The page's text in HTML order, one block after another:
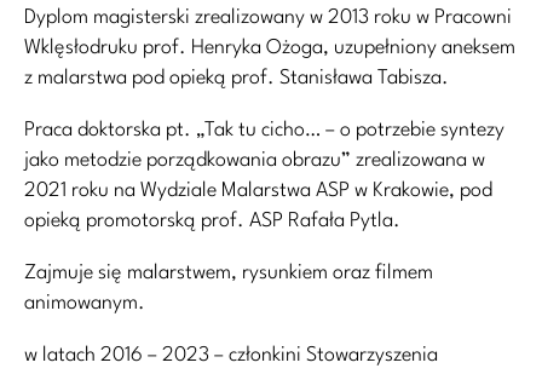
Dyplom magisterski zrealizowany w 2013 roku w Pracowni
Wklęsłodruku prof. Henryka Ożoga, uzupełniony aneksem
z malarstwa pod opieką prof. Stanisława Tabisza.
Praca doktorska pt. „Tak tu cicho… – o potrzebie syntezy
jako metodzie porządkowania obrazu” zrealizowana w
2021 roku na Wydziale Malarstwa ASP w Krakowie, pod
opieką promotorską prof. ASP Rafała Pytla.
Zajmuje się malarstwem, rysunkiem oraz filmem
animowanym.
w latach 2016 – 2023 – członkini Stowarzyszenia